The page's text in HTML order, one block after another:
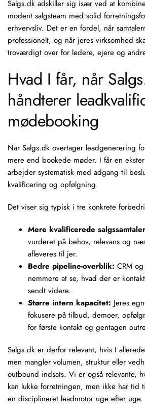
Salgs.dk adskiller sig især ved at
modent salgsteam med solid
erhvervsliv. Det er en fordel, når
professionelt, og når jeres virksomhed
troværdigt over for ledere, ejere og
Hvad I får, når
håndterer
mødebooking
Når Salgs.dk overtager leadgenerering
mere end bookede møder. I får en
arbejder systematisk med adgang til
kvalificering og opfølgning.
Det viser sig typisk i tre konkrete
Mere kvalificerede
vurderet på behov, relevans og
afleveres til jer.
Bedre pipeline-overblik: CRM
nemmere at se, hvad der er
sendt videre.
Større intern kapacitet: Jeres
fokusere på tilbud, demoer,
for første kontakt og gentagen
Salgs.dk er derfor relevant, hvis I
men mangler volumen, struktur eller
outbound indsats. Vi er også relevante,
kan lukke forretningen, men ikke har
en disciplineret leadmotor uge efter uge.